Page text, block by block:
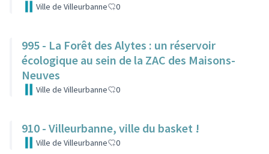
Ville de Villeurbanne 0
995 - La Forêt des Alytes : un réservoir
écologique au sein de la ZAC des Maisons-
Neuves
Ville de Villeurbanne 0
910 - Villeurbanne, ville du basket !
Ville de Villeurbanne 0